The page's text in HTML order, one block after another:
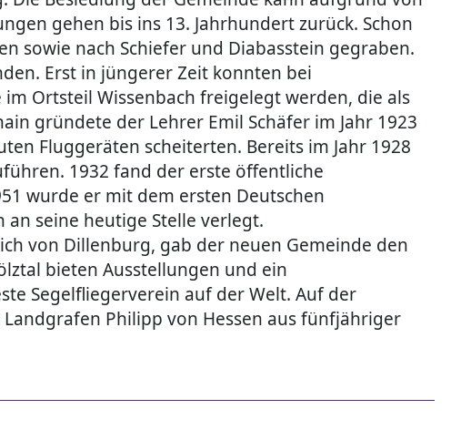
gehen bis ins 13. Jahrhundert zurück. Schon
sowie nach Schiefer und Diabasstein gegraben.
Erst in jüngerer Zeit konnten bei
Ortsteil Wissenbach freigelegt werden, die als
gründete der Lehrer Emil Schäfer im Jahr 1923
Fluggeräten scheiterten. Bereits im Jahr 1928
1932 fand der erste öffentliche
wurde er mit dem ersten Deutschen
seine heutige Stelle verlegt.
von Dillenburg, gab der neuen Gemeinde den
bieten Ausstellungen und ein
Segelfliegerverein auf der Welt. Auf der
Philipp von Hessen aus fünfjähriger